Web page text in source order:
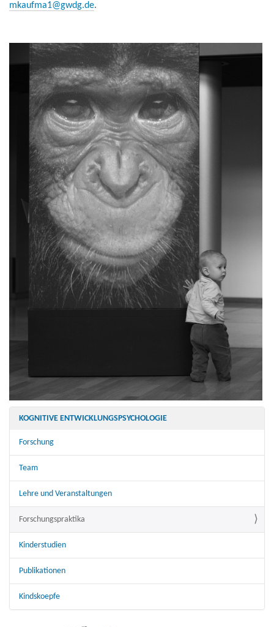
mkaufma1@gwdg.de.
KOGNITIVE ENTWICKLUNGSPSYCHOLOGIE
Forschung
Team
Lehre und Veranstaltungen
Forschungspraktika
Kinderstudien
Publikationen
Kindskoepfe